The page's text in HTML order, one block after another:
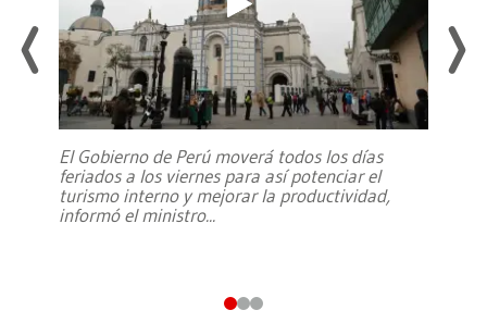
El Gobierno de Perú moverá todos los días
feriados a los viernes para así potenciar el
turismo interno y mejorar la productividad,
informó el ministro...